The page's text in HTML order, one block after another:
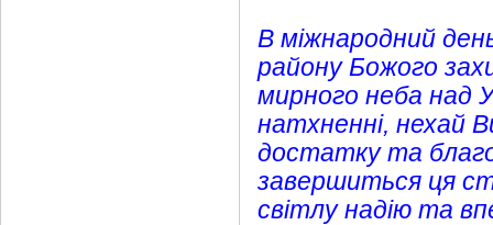
В міжнародний
району Божого
мирного неба над
натхненні, нехай
достатку та
завершиться ця
світлу надію та